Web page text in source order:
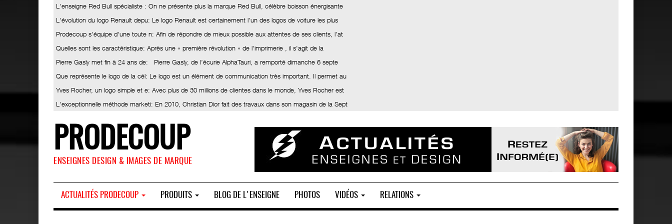
L'enseigne Red Bull spécialiste : On ne présente plus la marque Red Bull, célèbre boisson énergisante
L'évolution du logo Renault depu: Le logo Renault est certainement l’un des logos de voiture les plus
Prodecoup s'équipe d'une toute n: Afin de répondre de mieux possible aux attentes de ses clients, l’at
Quelles sont les caractéristique: Après une « première révolution » de l'imprimerie , il s'agit de la
Pierre Gasly met fin à 24 ans de: Pierre Gasly, de l’écurie AlphaTauri, a remporté dimanche 6 septe
Que représente le logo de la cél: Le logo est un élément de communication très important. Il permet au
Yves Rocher, un logo simple et e: Avec plus de 30 millions de clientes dans le monde, Yves Rocher est
L'exceptionnelle méthode marketi: En 2010, Christian Dior fait des travaux dans son magasin de la Sept
PRODECOUP
ENSEIGNES DESIGN & IMAGES DE MARQUE
ACTUALITÉS PRODECOUP PRODUITS BLOG DE L'ENSEIGNE PHOTOS VIDÉOS RELATIONS